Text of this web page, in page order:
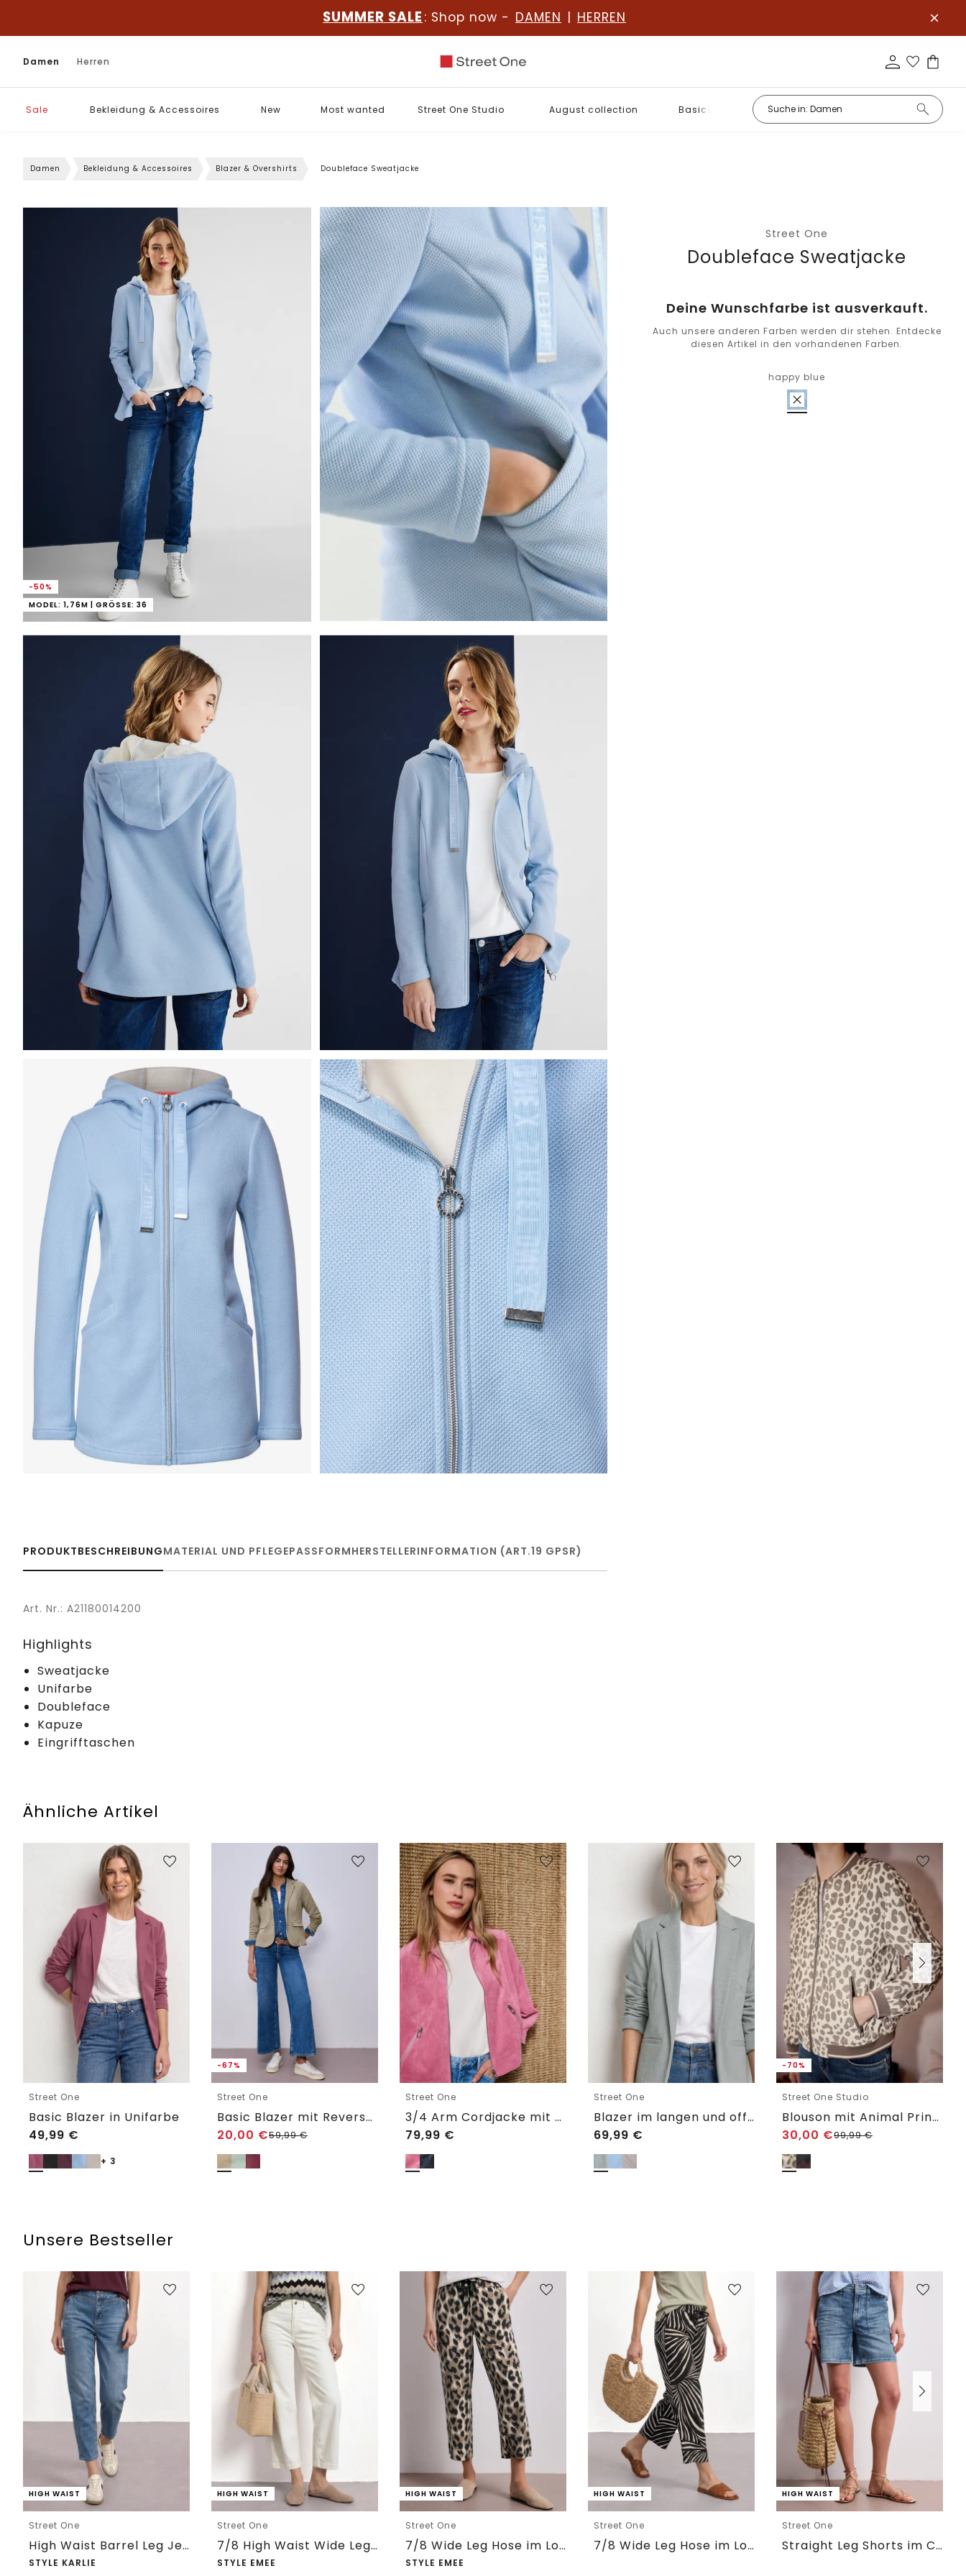
SUMMER SALE : Shop now - DAMEN | HERREN
Damen Herren
Sale Bekleidung & Accessoires New Most wanted Street One Studio August collection Basics
Damen Bekleidung & Accessoires Blazer & Overshirts Doubleface Sweatjacke
-50%
MODEL: 1,76M | GRÖSSE: 36
Street One
Doubleface Sweatjacke
Deine Wunschfarbe ist ausverkauft.
Auch unsere anderen Farben werden dir stehen. Entdecke
diesen Artikel in den vorhandenen Farben.
happy blue
PRODUKTBESCHREIBUNGMATERIAL UND PFLEGEPASSFORMHERSTELLERINFORMATION (ART.19 GPSR)
Art. Nr.: A21180014200
Highlights
Sweatjacke
Unifarbe
Doubleface
Kapuze
Eingrifftaschen
Ähnliche Artikel
Street One
Basic Blazer in Unifarbe
49,99 €
+ 3
-67%
Street One
Basic Blazer mit Reverskragen
20,00 €59,99€
Street One
3/4 Arm Cordjacke mit Hemdkragen
79,99 €
Street One
Blazer im langen und offenen Schnitt
69,99 €
-70%
Street One Studio
Blouson mit Animal Print und Zipper
30,00 €99,99€
Unsere Bestseller
HIGH WAIST
Street One
High Waist Barrel Leg Jeans im Loose Fit
STYLE KARLIE
HIGH WAIST
Street One
7/8 High Waist Wide Leg Jeans im Loose Fit
STYLE EMEE
HIGH WAIST
Street One
7/8 Wide Leg Hose im Loose Fit mit Print
STYLE EMEE
HIGH WAIST
Street One
7/8 Wide Leg Hose im Loose Fit
HIGH WAIST
Street One
Straight Leg Shorts im Casual Fit